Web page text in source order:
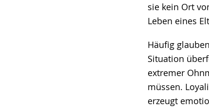
sie kein Ort
Leben eines
Häufig
Situation
extremer
müssen.
erzeugt